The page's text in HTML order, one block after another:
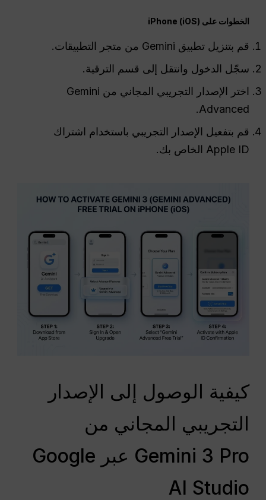
الخطوات على iPhone (iOS)
قم بتنزيل تطبيق Gemini من متجر التطبيقات.
سجّل الدخول وانتقل إلى قسم الترقية.
اختر الإصدار التجريبي المجاني من Gemini
Advanced.
قم بتفعيل الإصدار التجريبي باستخدام اشتراك
Apple ID الخاص بك.
كيفية الوصول إلى الإصدار
التجريبي المجاني من
Gemini 3 Pro عبر Google
AI Studio